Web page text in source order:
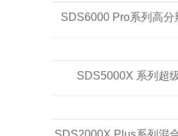
SDS6000 Pro系列高分
SDS5000X 系列超